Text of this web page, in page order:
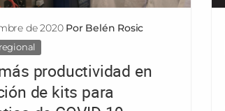
de 2020 Por Belén Rosic
productividad en
de kits para